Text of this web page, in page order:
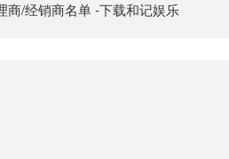
商/经销商名单 -下载和记娱乐